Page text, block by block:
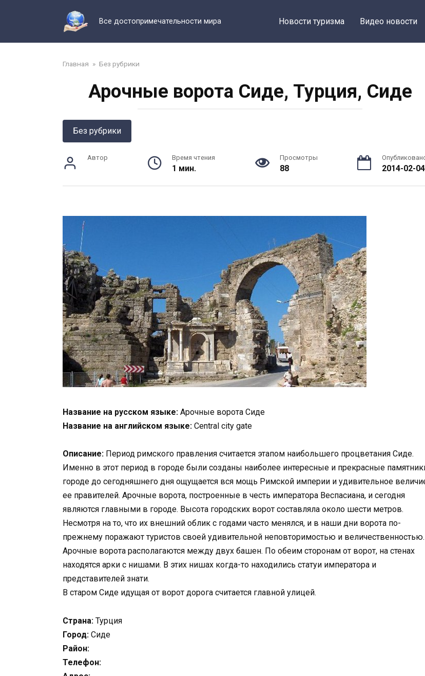
Все достопримечательности мира Новости туризма Видео новости
Главная » Без рубрики
Арочные ворота Сиде, Турция, Сиде
Без рубрики
Автор Время чтения
1 мин.
Просмотры
88 2014-02-04
Название на русском языке: Арочные ворота Сиде
Название на английском языке: Central city gate
Описание: Период римского правления считается этапом наибольшего процветания Сиде.
Именно в этот период в городе были созданы наиболее интересные и прекрасные
городе до сегодняшнего дня ощущается вся мощь Римской империи и удивительное
ее правителей. Арочные ворота, построенные в честь императора Веспасиана, и сегодня
являются главными в городе. Высота городских ворот составляла около шести метров.
Несмотря на то, что их внешний облик с годами часто менялся, и в наши дни ворота по-
прежнему поражают туристов своей удивительной неповторимостью и величественностью.
Арочные ворота располагаются между двух башен. По обеим сторонам от ворот, на стенах
находятся арки с нишами. В этих нишах когда-то находились статуи императора и
представителей знати.
В старом Сиде идущая от ворот дорога считается главной улицей.
Страна: Турция
Город: Сиде
Район:
Телефон: